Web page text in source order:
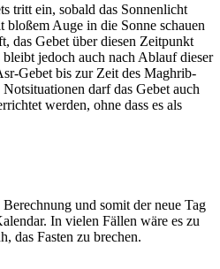
tritt ein, sobald das Sonnenlicht
Auge in die Sonne schauen
das Gebet über diesen Zeitpunkt
jedoch auch nach Ablauf dieser
Gebet bis zur Zeit des Maghrib-
darf das Gebet auch
werden, ohne dass es als
und somit der neue Tag
In vielen Fällen wäre es zu
das Fasten zu brechen.